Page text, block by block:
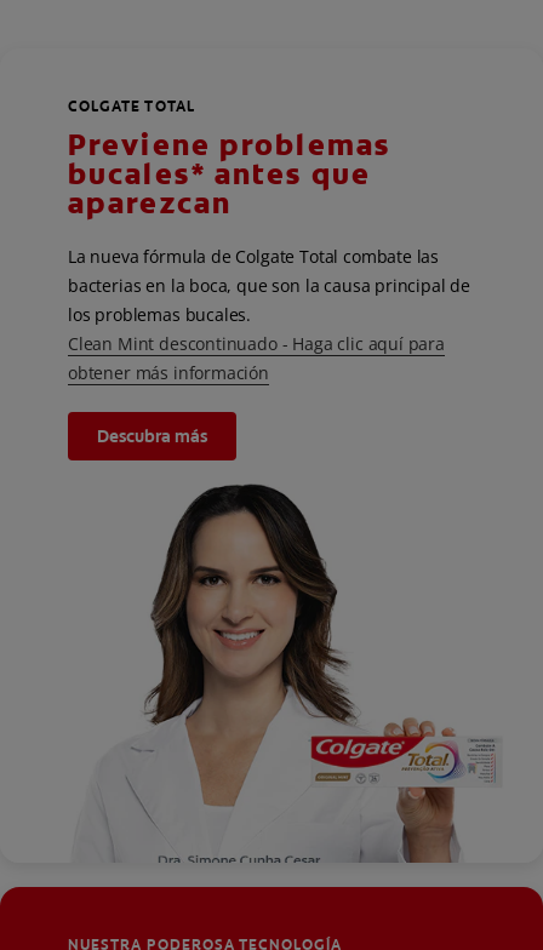
COLGATE TOTAL
Previene problemas
bucales* antes que
aparezcan
La nueva fórmula de Colgate Total combate las
bacterias en la boca, que son la causa principal de
los problemas bucales.
Clean Mint descontinuado - Haga clic aquí para
obtener más información
Descubra más
NUESTRA PODEROSA TECNOLOGÍA